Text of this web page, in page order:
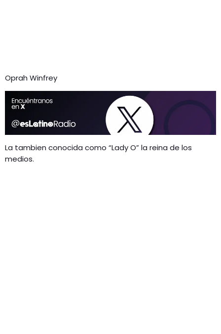
Oprah Winfrey
La tambien conocida como “Lady O” la reina de los
medios.